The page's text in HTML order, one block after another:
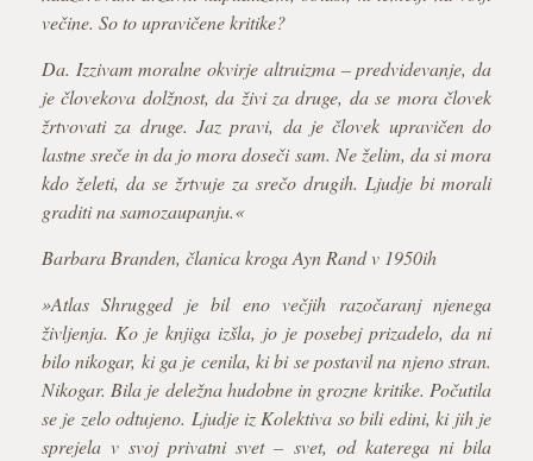
večine. So to upravičene kritike?
Da. Izzivam moralne okvirje altruizma – predvidevanje, da
je človekova dolžnost, da živi za druge, da se mora človek
žrtvovati za druge. Jaz pravi, da je človek upravičen do
lastne sreče in da jo mora doseči sam. Ne želim, da si mora
kdo želeti, da se žrtvuje za srečo drugih. Ljudje bi morali
graditi na samozaupanju.«
Barbara Branden, članica kroga Ayn Rand v 1950ih
»Atlas Shrugged je bil eno večjih razočaranj njenega
življenja. Ko je knjiga izšla, jo je posebej prizadelo, da ni
bilo nikogar, ki ga je cenila, ki bi se postavil na njeno stran.
Nikogar. Bila je deležna hudobne in grozne kritike. Počutila
se je zelo odtujeno. Ljudje iz Kolektiva so bili edini, ki jih je
sprejela v svoj privatni svet – svet, od katerega ni bila